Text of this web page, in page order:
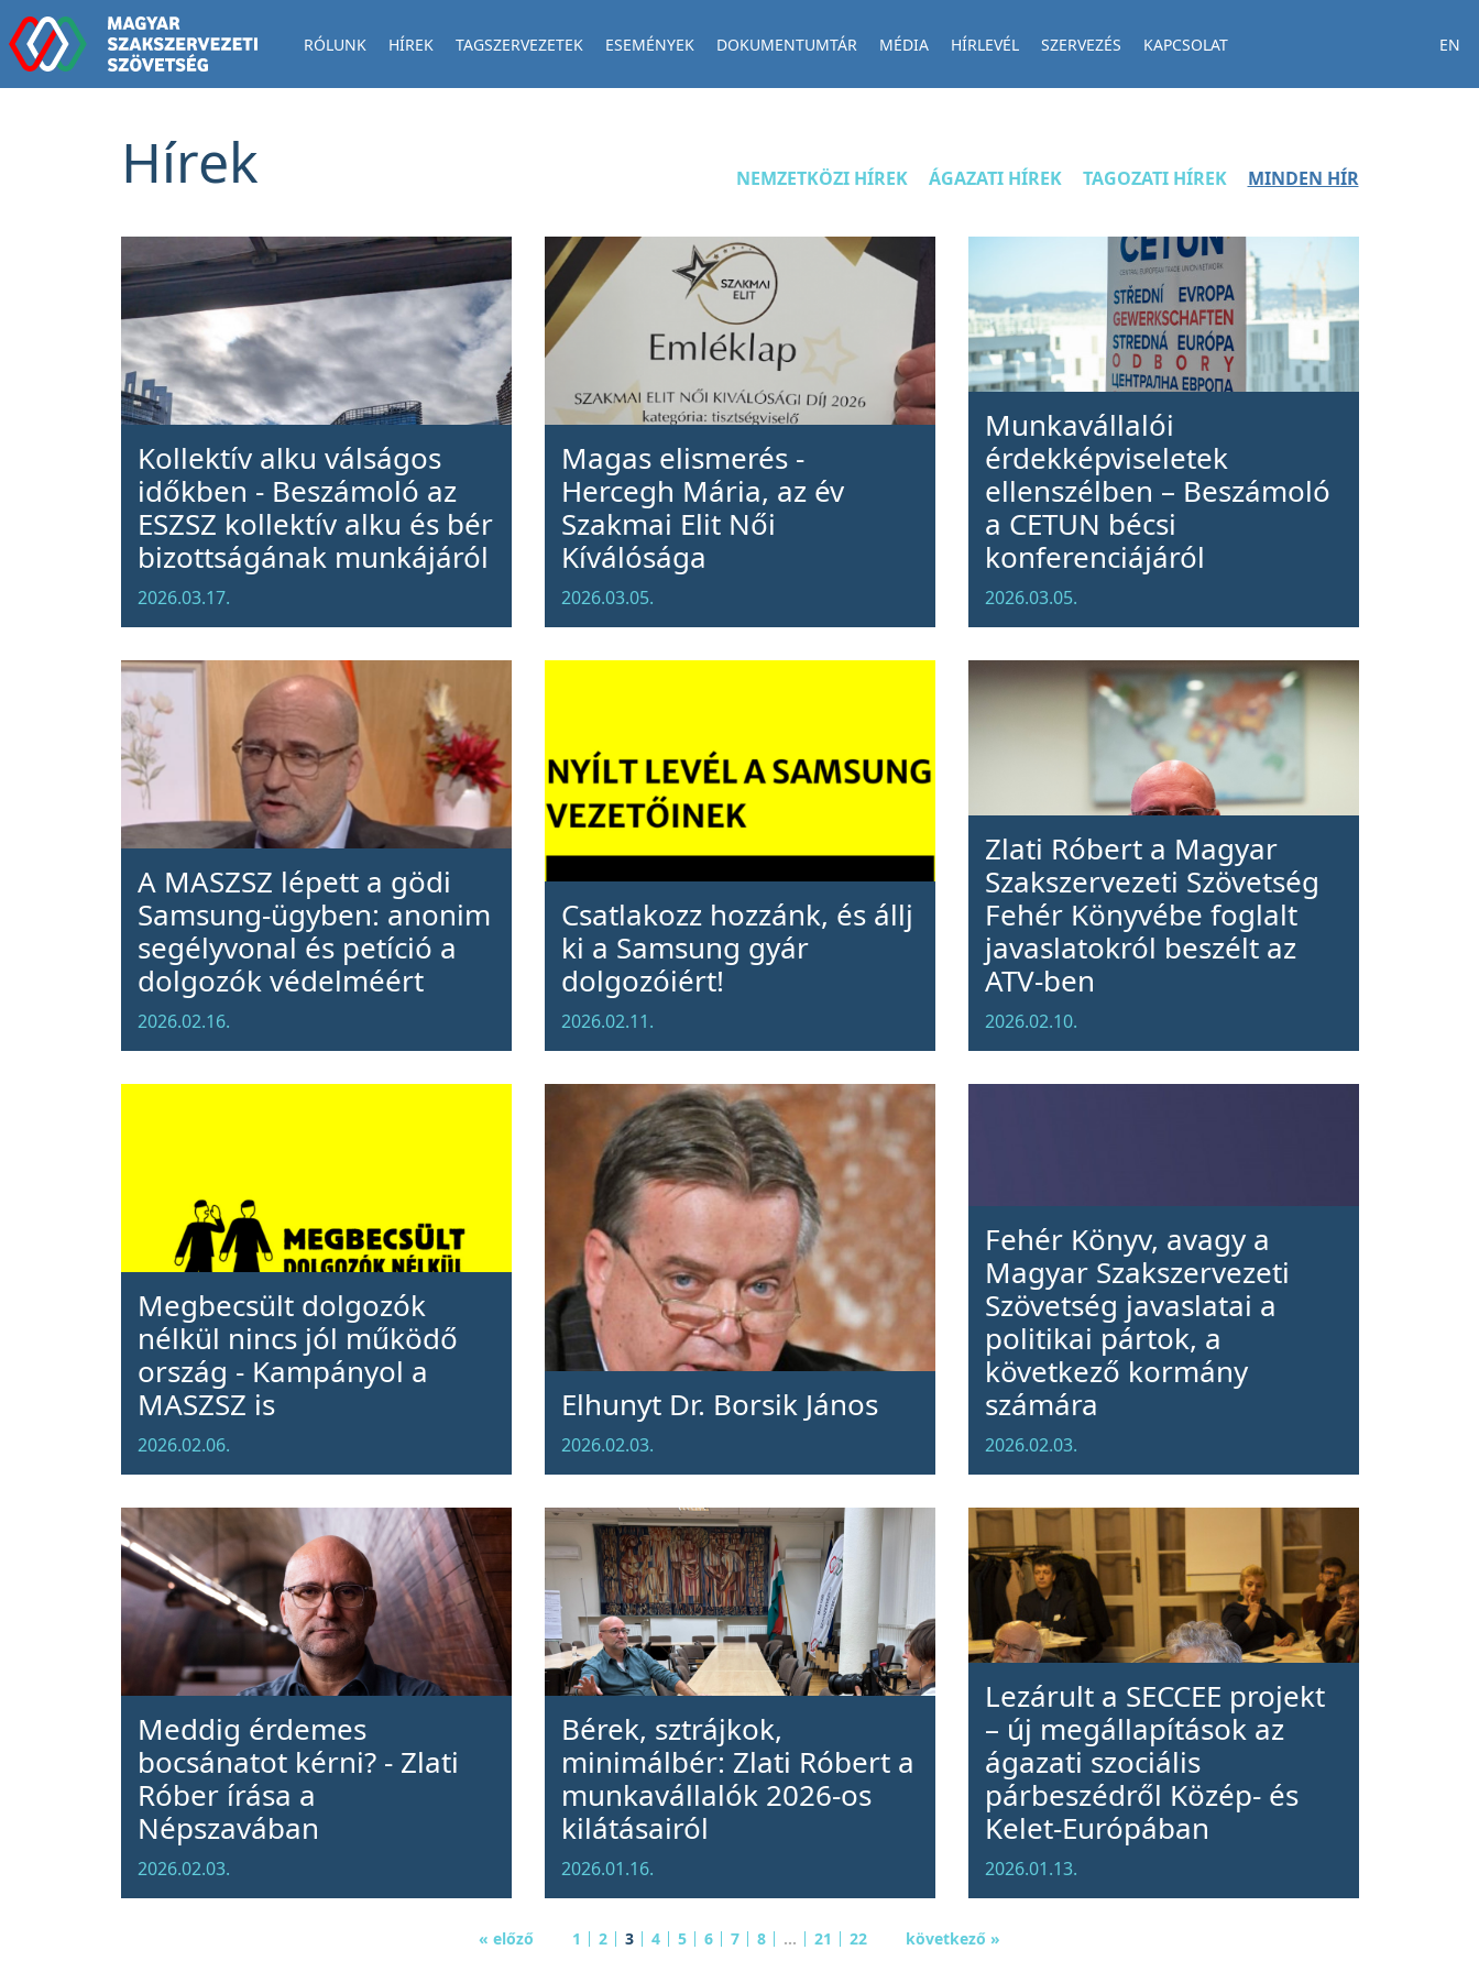
RÓLUNK HÍREK TAGSZERVEZETEK ESEMÉNYEK DOKUMENTUMTÁR MÉDIA HÍRLEVÉL SZERVEZÉS KAPCSOLAT EN
Hírek NEMZETKÖZI HÍREK ÁGAZATI HÍREK TAGOZATI HÍREK MINDEN HÍR
Kollektív alku válságos
időkben - Beszámoló az
ESZSZ kollektív alku és bér
bizottságának munkájáról
2026.03.17.
Magas elismerés -
Hercegh Mária, az év
Szakmai Elit Női
Kíválósága
2026.03.05.
Munkavállalói
érdekképviseletek
ellenszélben – Beszámoló
a CETUN bécsi
konferenciájáról
2026.03.05.
A MASZSZ lépett a gödi
Samsung-ügyben: anonim
segélyvonal és petíció a
dolgozók védelméért
2026.02.16.
Csatlakozz hozzánk, és állj
ki a Samsung gyár
dolgozóiért!
2026.02.11.
Zlati Róbert a Magyar
Szakszervezeti Szövetség
Fehér Könyvébe foglalt
javaslatokról beszélt az
ATV-ben
2026.02.10.
Megbecsült dolgozók
nélkül nincs jól működő
ország - Kampányol a
MASZSZ is
2026.02.06.
Elhunyt Dr. Borsik János
2026.02.03.
Fehér Könyv, avagy a
Magyar Szakszervezeti
Szövetség javaslatai a
politikai pártok, a
következő kormány
számára
2026.02.03.
Meddig érdemes
bocsánatot kérni? - Zlati
Róber írása a
Népszavában
2026.02.03.
Bérek, sztrájkok,
minimálbér: Zlati Róbert a
munkavállalók 2026-os
kilátásairól
2026.01.16.
Lezárult a SECCEE projekt
– új megállapítások az
ágazati szociális
párbeszédről Közép- és
Kelet-Európában
2026.01.13.
« előző 1 2 3 4 5 6 7 8 ... 21 22 következő »